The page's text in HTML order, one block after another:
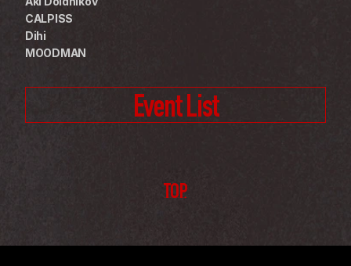
CALPISS
Dihi
MOODMAN
Event List
TOP